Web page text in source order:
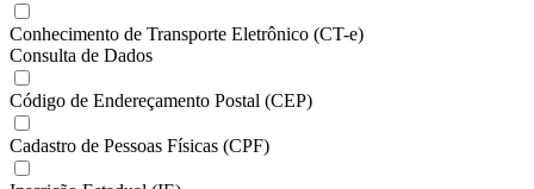
Conhecimento de Transporte Eletrônico (CT-e)
Consulta de Dados
Código de Endereçamento Postal (CEP)
Cadastro de Pessoas Físicas (CPF)